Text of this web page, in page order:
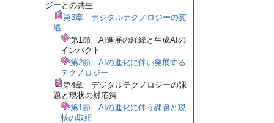
ジーとの共生
第3章 デジタルテクノロジーの変
遷
第1節 AI進展の経緯と生成AIの
インパクト
第2節 AIの進化に伴い発展する
テクノロジー
第4章 デジタルテクノロジーの課
題と現状の対応策
第1節 AIの進化に伴う課題と現
状の取組